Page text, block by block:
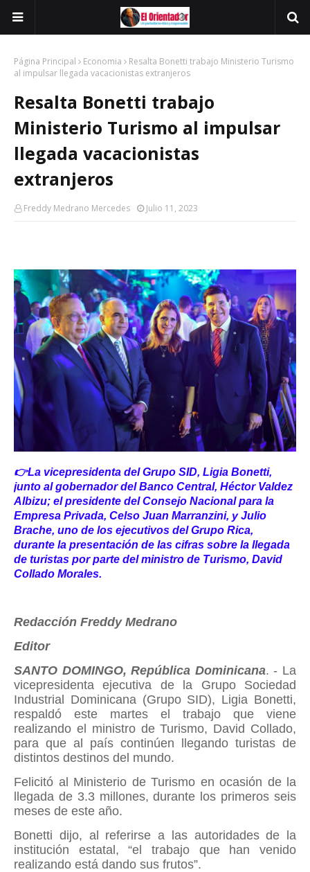
Página Principal Economia
Resalta Bonetti trabajo Ministerio Turismo
al impulsar llegada vacacionistas extranjeros
Resalta Bonetti trabajo
Ministerio Turismo al impulsar
llegada vacacionistas
extranjeros
Freddy Medrano Mercedes Julio 11, 2023
👉La vicepresidenta del Grupo SID, Ligia Bonetti,
junto al gobernador del Banco Central, Héctor Valdez
Albizu; el presidente del Consejo Nacional para la
Empresa Privada, Celso Juan Marranzini, y Julio
Brache, uno de los ejecutivos del Grupo Rica,
durante la presentación de las cifras sobre la llegada
de turistas por parte del ministro de Turismo, David
Collado Morales.
Redacción Freddy Medrano
Editor
SANTO DOMINGO, República Dominicana. - La
vicepresidenta ejecutiva de la Grupo Sociedad
Industrial Dominicana (Grupo SID), Ligia Bonetti,
respaldó este martes el trabajo que viene
realizando el ministro de Turismo, David Collado,
para que al país continúen llegando turistas de
distintos destinos del mundo.
Felicitó al Ministerio de Turismo en ocasión de la
llegada de 3.3 millones, durante los primeros seis
meses de este año.
Bonetti dijo, al referirse a las autoridades de la
institución estatal, “el trabajo que han venido
realizando está dando sus frutos”.